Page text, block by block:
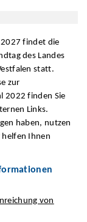
findet die
des Landes
statt.
zur
2022 finden Sie
Links.
haben, nutzen
helfen Ihnen
von